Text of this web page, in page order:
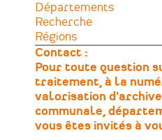
Départements
Recherche
Régions
Contact :
Pour toute question
traitement, à la
valorisation
communale,
vous êtes invités à